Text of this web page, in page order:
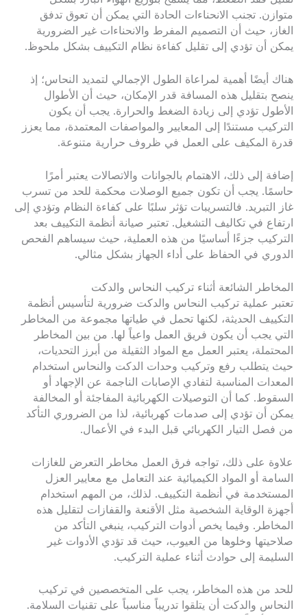
متوازن. تجنب الانحناءات الحادة التي يمكن أن تعوق تدفق
الغاز، حيث أن التصميم المفرط والانحناءات غير الضرورية
يمكن أن تؤدي إلى تقليل كفاءة نظام التكييف بشكل ملحوظ.
هناك أيضًا أهمية لمراعاة الطول الإجمالي لتمديد النحاس؛ إذ
ينصح بتقليل هذه المسافة قدر الإمكان، حيث أن الأطوال
الأطول تؤدي إلى زيادة الضغط والحرارة. يجب أن يكون
التركيب مستندًا إلى المعايير والمواصفات المعتمدة، مما يعزز
قدرة المكيف على العمل في ظروف حرارية متنوعة.
إضافة إلى ذلك، الاهتمام بالجوانات والاتصالات يعتبر أمرًا
حاسمًا. يجب أن تكون جميع الوصلات محكمة للحد من تسرب
غاز التبريد. فالتسريبات تؤثر سلبًا على كفاءة النظام وتؤدي إلى
ارتفاع في تكاليف التشغيل. تعتبر صيانة أنظمة التكييف بعد
التركيب جزءًا أساسيًا من هذه العملية، حيث سيساهم الفحص
الدوري في الحفاظ على أداء الجهاز بشكل مثالي.
المخاطر الشائعة أثناء تركيب النحاس والدكت
تعتبر عملية تركيب النحاس والدكت ضرورية لتأسيس أنظمة
التكييف الحديثة، لكنها تحمل في طياتها مجموعة من المخاطر
التي يجب أن يكون فريق العمل واعياً لها. من بين المخاطر
المحتملة، يعتبر العمل مع المواد الثقيلة من أبرز التحديات،
حيث يتطلب رفع وتركيب وحدات الدكت والنحاس استخدام
المعدات المناسبة لتفادي الإصابات الناجمة عن الإجهاد أو
السقوط. كما أن التوصيلات الكهربائية المفاجئة أو المخالفة
يمكن أن تؤدي إلى صدمات كهربائية، لذا من الضروري التأكد
من فصل التيار الكهربائي قبل البدء في الأعمال.
علاوة على ذلك، تواجه فرق العمل مخاطر التعرض للغازات
السامة أو المواد الكيميائية عند التعامل مع معايير العزل
المستخدمة في أنظمة التكييف. لذلك، من المهم استخدام
أجهزة الوقاية الشخصية مثل الأقنعة والقفازات لتقليل هذه
المخاطر. وفيما يخص أدوات التركيب، ينبغي التأكد من
صلاحيتها وخلوها من العيوب، حيث قد تؤدي الأدوات غير
السليمة إلى حوادث أثناء عملية التركيب.
للحد من هذه المخاطر، يجب على المتخصصين في تركيب
النحاس والدكت أن يتلقوا تدريباً مناسباً على تقنيات السلامة.